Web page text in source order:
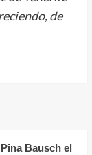
de
Bausch el